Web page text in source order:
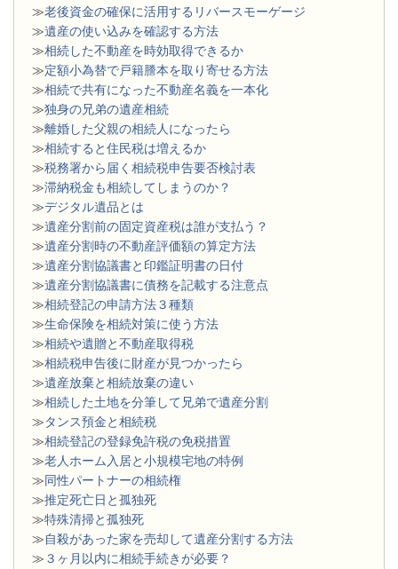
≫老後資金の確保に活用するリバースモーゲージ
≫遺産の使い込みを確認する方法
≫相続した不動産を時効取得できるか
≫定額小為替で戸籍謄本を取り寄せる方法
≫相続で共有になった不動産名義を一本化
≫独身の兄弟の遺産相続
≫離婚した父親の相続人になったら
≫相続すると住民税は増えるか
≫税務署から届く相続税申告要否検討表
≫滞納税金も相続してしまうのか？
≫デジタル遺品とは
≫遺産分割前の固定資産税は誰が支払う？
≫遺産分割時の不動産評価額の算定方法
≫遺産分割協議書と印鑑証明書の日付
≫遺産分割協議書に債務を記載する注意点
≫相続登記の申請方法３種類
≫生命保険を相続対策に使う方法
≫相続や遺贈と不動産取得税
≫相続税申告後に財産が見つかったら
≫遺産放棄と相続放棄の違い
≫相続した土地を分筆して兄弟で遺産分割
≫タンス預金と相続税
≫相続登記の登録免許税の免税措置
≫老人ホーム入居と小規模宅地の特例
≫同性パートナーの相続権
≫推定死亡日と孤独死
≫特殊清掃と孤独死
≫自殺があった家を売却して遺産分割する方法
≫ ３ヶ月以内に相続手続きが必要？